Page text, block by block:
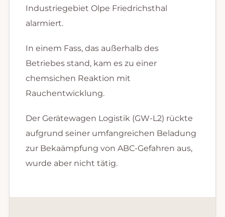
Industriegebiet Olpe Friedrichsthal
alarmiert.
In einem Fass, das außerhalb des
Betriebes stand, kam es zu einer
chemsichen Reaktion mit
Rauchentwicklung.
Der Gerätewagen Logistik (GW-L2) rückte
aufgrund seiner umfangreichen Beladung
zur Bekaämpfung von ABC-Gefahren aus,
wurde aber nicht tätig.